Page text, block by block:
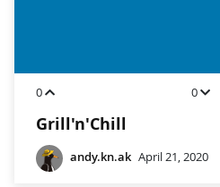
0 0
Grill'n'Chill
andy.kn.ak April 21, 2020